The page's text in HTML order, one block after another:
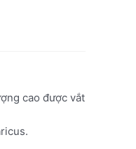
cao được vắt